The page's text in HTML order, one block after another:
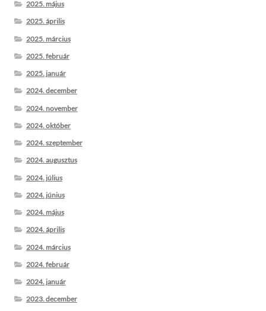
2025. május
2025. április
2025. március
2025. február
2025. január
2024. december
2024. november
2024. október
2024. szeptember
2024. augusztus
2024. július
2024. június
2024. május
2024. április
2024. március
2024. február
2024. január
2023. december